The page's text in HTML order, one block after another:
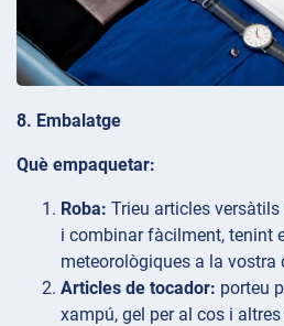
8. Embalatge
Què empaquetar:
Roba: Trieu articles
i combinar fàcilment, tenint
meteorològiques a la vostra
Articles de tocador: porteu
xampú, gel per al cos i